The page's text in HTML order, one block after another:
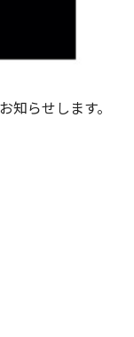
らせします。